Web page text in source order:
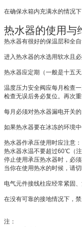
在确保水箱内充满水的情况
热水器的使用与
热水器有很好的保温层和全
进入热水器的水选用软水且
热水器应定期（一般是十五
温度压力安全阀应每月检查
检查无误后务必复位。再次
每月必须对热水器漏电开关
如果热水器要在冰冻的环境
热水器作承压使用时应注意：
热水器水温不要超过60℃ （
停止使用承压热水器时，必
当你在使用热水的时候，请
电气元件接线柱应经常紧固
在没有可靠的接地情况下，
注：